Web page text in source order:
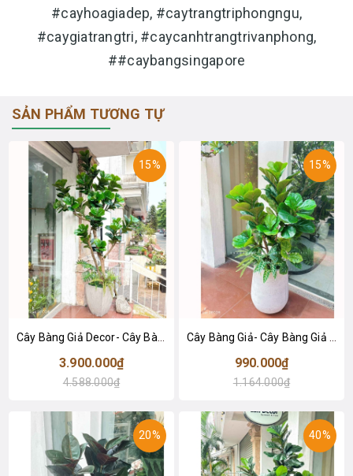
#cayhoagiadep, #caytrangtriphongngu,
#caygiatrangtri, #caycanhtrangtrivanphong,
##caybangsingapore
SẢN PHẨM TƯƠNG TỰ
15%
3.900.000₫
4.588.000₫
15%
990.000₫
1.164.000₫
20% 40%